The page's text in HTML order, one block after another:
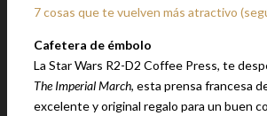
7 cosas que te vuelven más atractivo
Cafetera de émbolo
La Star Wars R2-D2 Coffee Press, te
The Imperial March, esta prensa francesa
excelente y original regalo para un buen